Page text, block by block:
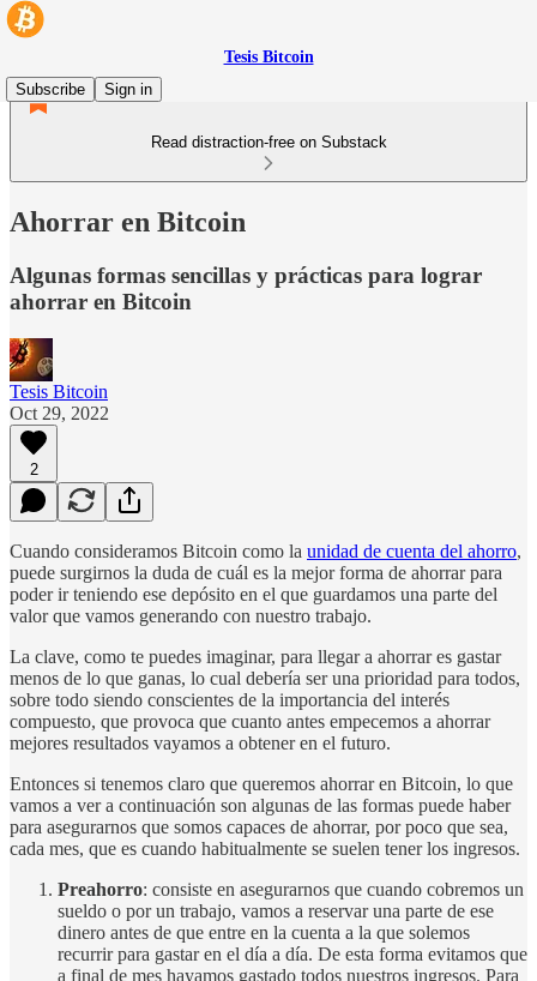
Tesis Bitcoin
Subscribe
Sign in
Read distraction-free on Substack
Ahorrar en Bitcoin
Algunas formas sencillas y prácticas para lograr
ahorrar en Bitcoin
Tesis Bitcoin
Oct 29, 2022
2
Cuando consideramos Bitcoin como la unidad de cuenta del ahorro,
puede surgirnos la duda de cuál es la mejor forma de ahorrar para
poder ir teniendo ese depósito en el que guardamos una parte del
valor que vamos generando con nuestro trabajo.
La clave, como te puedes imaginar, para llegar a ahorrar es gastar
menos de lo que ganas, lo cual debería ser una prioridad para todos,
sobre todo siendo conscientes de la importancia del interés
compuesto, que provoca que cuanto antes empecemos a ahorrar
mejores resultados vayamos a obtener en el futuro.
Entonces si tenemos claro que queremos ahorrar en Bitcoin, lo que
vamos a ver a continuación son algunas de las formas puede haber
para asegurarnos que somos capaces de ahorrar, por poco que sea,
cada mes, que es cuando habitualmente se suelen tener los ingresos.
Preahorro: consiste en asegurarnos que cuando cobremos un
sueldo o por un trabajo, vamos a reservar una parte de ese
dinero antes de que entre en la cuenta a la que solemos
recurrir para gastar en el día a día. De esta forma evitamos que
a final de mes hayamos gastado todos nuestros ingresos. Para